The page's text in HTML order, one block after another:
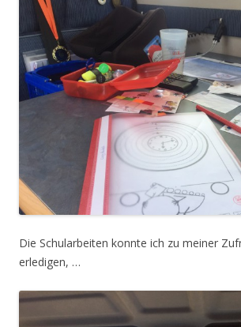
Die Schularbeiten konnte ich zu meiner
erledigen, …